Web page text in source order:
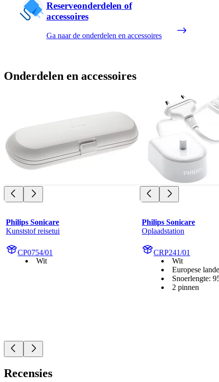
Reserveonderdelen of
accessoires
Ga naar de onderdelen en accessoires
Onderdelen en accessoires
Philips Sonicare
Kunststof reisetui
CP0754/01
Wit
Philips Sonicare
Oplaadstation
CRP241/01
Wit
Europese
Snoerlengte:
2 pinnen
Recensies